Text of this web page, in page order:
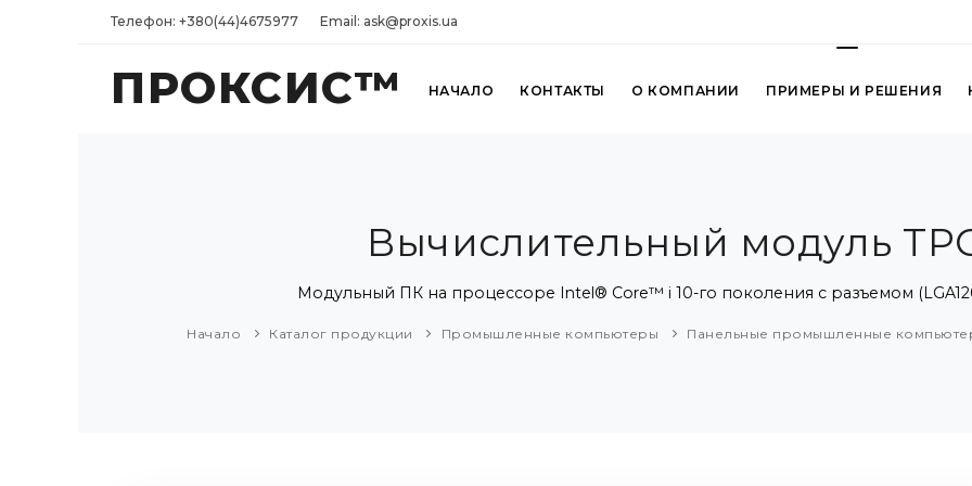
Телефон: +380(44)4675977 Email: ask@proxis.ua
ПРОКСИС™ НАЧАЛО КОНТАКТЫ О КОМПАНИИ ПРИМЕРЫ И РЕШЕНИЯ
Вычислительный модуль
Модульный ПК на процессоре Intel® Core™ i 10-го поколения с разъемом
Начало Каталог продукции Промышленные компьютеры Панельные промышленные